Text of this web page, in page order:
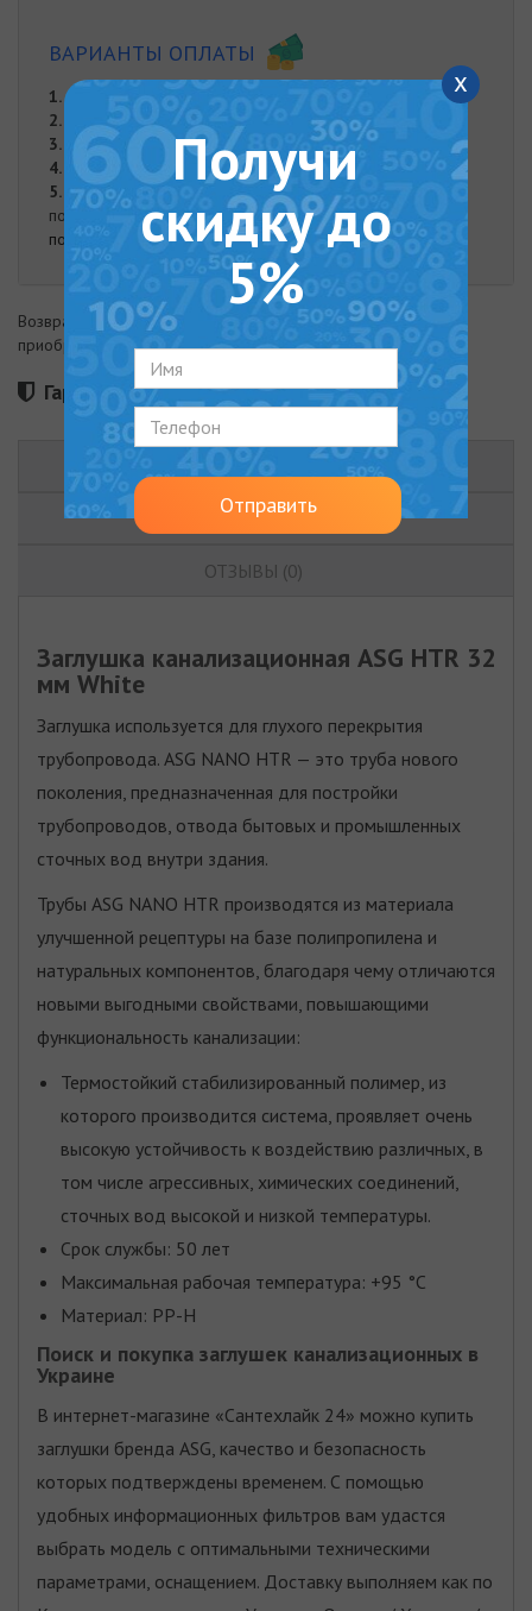
ВАРИАНТЫ ОПЛАТЫ
1. Оплата частями от "Monobank"
2.
Онлайн оплата на карту Приват Банка
3.
Оплата при доставке
4.
Наложенный платеж
5.
Оплата наличными. Наличная оплата возможна при
получении заказа курьером либо в нашем офисе.
подробнее
Возврат товара возможен в течение 14 дней с момента
приобретения
Гарантия 180 месяцев
ОПИСАНИЕ
ХАРАКТЕРИСТИКИ
ОТЗЫВЫ (0)
Заглушка канализационная ASG HTR 32
мм White
Заглушка используется для глухого перекрытия
трубопровода. ASG NANO HTR — это труба нового
поколения, предназначенная для постройки
трубопроводов, отвода бытовых и промышленных
сточных вод внутри здания.
Трубы ASG NANO HTR производятся из материала
улучшенной рецептуры на базе полипропилена и
натуральных компонентов, благодаря чему отличаются
новыми выгодными свойствами, повышающими
функциональность канализации:
Термостойкий стабилизированный полимер, из
которого производится система, проявляет очень
высокую устойчивость к воздействию различных, в
том числе агрессивных, химических соединений,
сточных вод высокой и низкой температуры.
Срок службы: 50 лет
Максимальная рабочая температура: +95 °С
Материал: PP-H
Поиск и покупка заглушек канализационных в
Украине
В интернет-магазине «Сантехлайк 24» можно купить
заглушки бренда ASG, качество и безопасность
которых подтверждены временем. С помощью
удобных информационных фильтров вам удастся
выбрать модель с оптимальными техническими
параметрами, оснащением. Доставку выполняем как по
x
Получи
скидку до
5%
Отправить